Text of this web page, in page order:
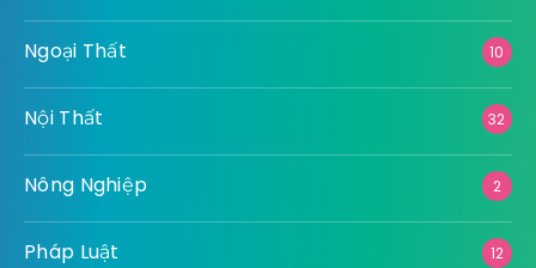
Ngoại Thất 10
Nội Thất 32
Nông Nghiệp 2
Pháp Luật 12